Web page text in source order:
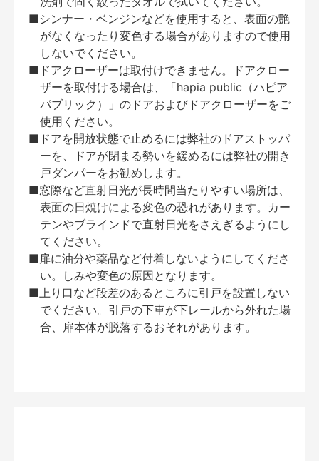
■シンナー・ベンジンなどを使用すると、表面の艶
がなくなったり変色する場合がありますので使用
しないでください。
■ドアクローザーは取付けできません。ドアクロー
ザーを取付ける場合は、「hapia public（ハピア
パブリック）」のドアおよびドアクローザーをご
使用ください。
■ドアを開放状態で止めるには弊社のドアストッパ
ーを、ドアが閉まる勢いを緩めるには弊社の開き
戸ダンパーをお勧めします。
■窓際など直射日光が長時間当たりやすい場所は、
表面の日焼けによる変色の恐れがあります。カー
テンやブラインドで直射日光をさえぎるようにし
てください。
■扉に油分や薬品など付着しないようにしてくださ
い。しみや変色の原因となります。
■上り口など段差のあるところに引戸を設置しない
でください。引戸の下車が下レールから外れた場
合、扉本体が脱落するおそれがあります。